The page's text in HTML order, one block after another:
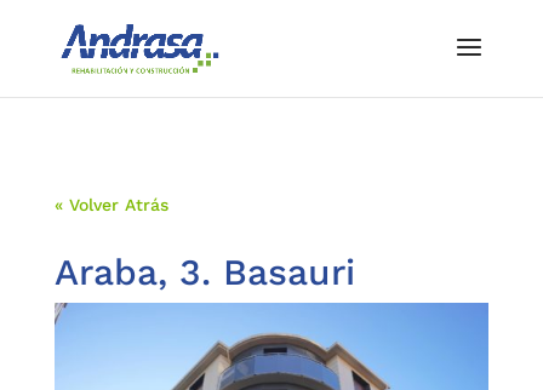
« Volver Atrás
Araba, 3. Basauri